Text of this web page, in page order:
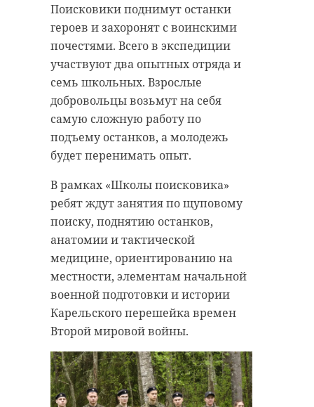
Поисковики поднимут останки
героев и захоронят с воинскими
почестями. Всего в экспедиции
участвуют два опытных отряда и
семь школьных. Взрослые
добровольцы возьмут на себя
самую сложную работу по
подъему останков, а молодежь
будет перенимать опыт.
В рамках «Школы поисковика»
ребят ждут занятия по щуповому
поиску, поднятию останков,
анатомии и тактической
медицине, ориентированию на
местности, элементам начальной
военной подготовки и истории
Карельского перешейка времен
Второй мировой войны.